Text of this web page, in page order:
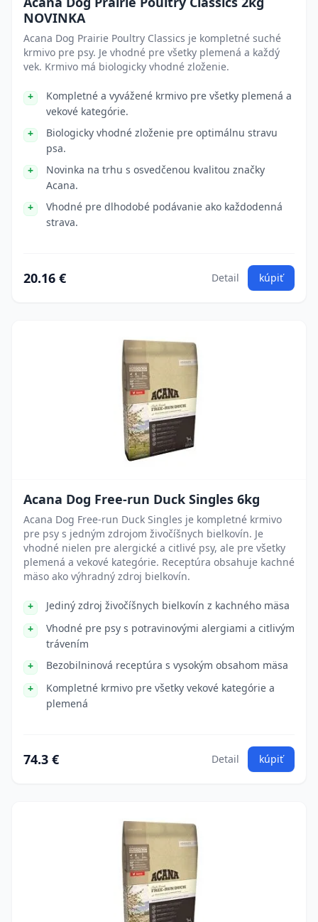
NOVINKA
Acana Dog Prairie Poultry Classics je kompletné suché
krmivo pre psy. Je vhodné pre všetky plemená a každý
vek. Krmivo má biologicky vhodné zloženie.
Kompletné a vyvážené krmivo pre všetky plemená a
vekové kategórie.
Biologicky vhodné zloženie pre optimálnu stravu
psa.
Novinka na trhu s osvedčenou kvalitou značky
Acana.
Vhodné pre dlhodobé podávanie ako každodenná
strava.
20.16 € Detail kúpiť
Acana Dog Free-run Duck Singles 6kg
Acana Dog Free-run Duck Singles je kompletné krmivo
pre psy s jedným zdrojom živočíšnych bielkovín. Je
vhodné nielen pre alergické a citlivé psy, ale pre všetky
plemená a vekové kategórie. Receptúra obsahuje kachné
mäso ako výhradný zdroj bielkovín.
Jediný zdroj živočíšnych bielkovín z kachného mäsa
Vhodné pre psy s potravinovými alergiami a citlivým
trávením
Bezobilninová receptúra s vysokým obsahom mäsa
Kompletné krmivo pre všetky vekové kategórie a
plemená
74.3 € Detail kúpiť